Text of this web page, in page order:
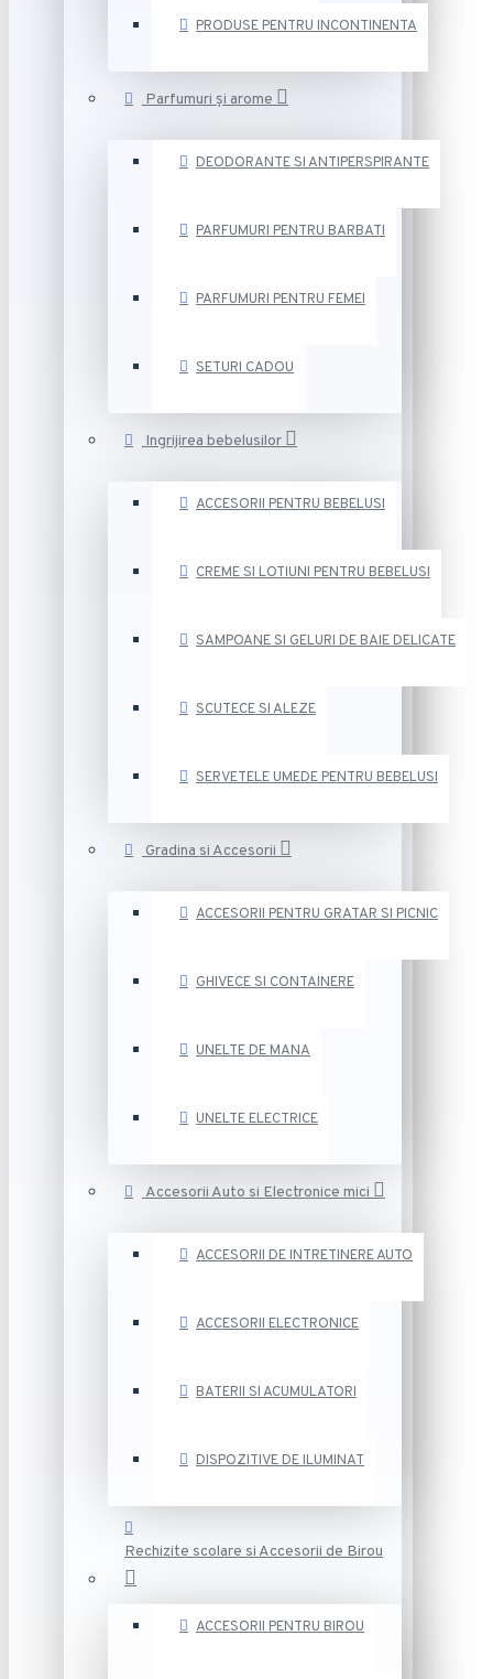
PRODUSE PENTRU INCONTINENTA
Parfumuri și arome
DEODORANTE SI ANTIPERSPIRANTE
PARFUMURI PENTRU BARBATI
PARFUMURI PENTRU FEMEI
SETURI CADOU
Ingrijirea bebelusilor
ACCESORII PENTRU BEBELUSI
CREME SI LOTIUNI PENTRU BEBELUSI
SAMPOANE SI GELURI DE BAIE DELICATE
SCUTECE SI ALEZE
SERVETELE UMEDE PENTRU BEBELUSI
Gradina si Accesorii
ACCESORII PENTRU GRATAR SI PICNIC
GHIVECE SI CONTAINERE
UNELTE DE MANA
UNELTE ELECTRICE
Accesorii Auto si Electronice mici
ACCESORII DE INTRETINERE AUTO
ACCESORII ELECTRONICE
BATERII SI ACUMULATORI
DISPOZITIVE DE ILUMINAT
Rechizite scolare si Accesorii de Birou
ACCESORII PENTRU BIROU